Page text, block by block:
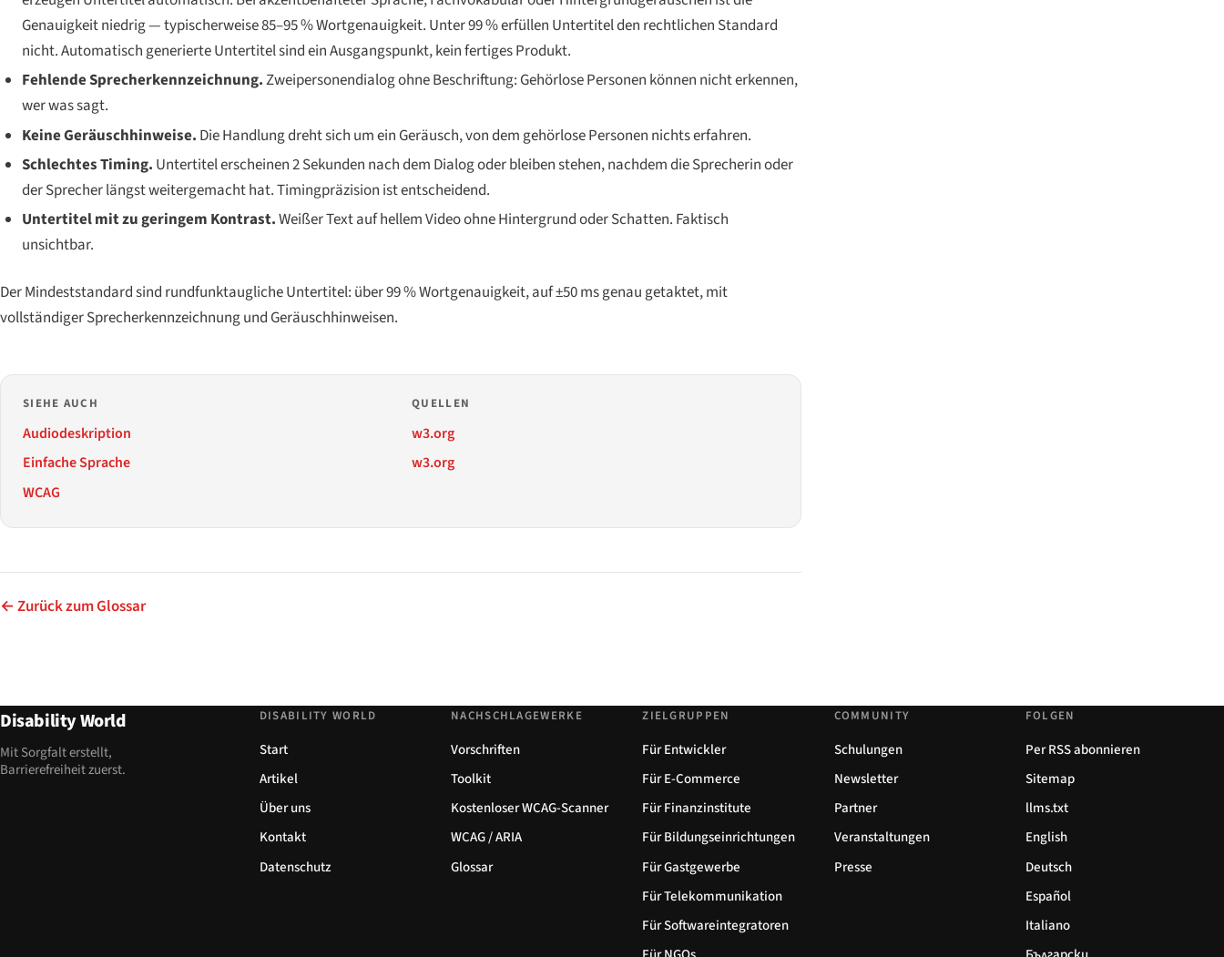
Genauigkeit niedrig — typischerweise 85–95 % Wortgenauigkeit. Unter 99 % erfüllen Untertitel den rechtlichen Standard
nicht. Automatisch generierte Untertitel sind einAusgangspunkt, kein fertiges Produkt.
Fehlende Sprecherkennzeichnung.Zweipersonendialog ohne Beschriftung: Gehörlose Personen können nicht erkennen,
wer was sagt.
Keine Geräuschhinweise. Die Handlung dreht sich um ein Geräusch, von dem gehörlose Personen nichts erfahren.
Schlechtes Timing. Untertitel erscheinen 2 Sekunden nach dem Dialog oder bleiben stehen, nachdem die Sprecherin oder
der Sprecher längst weitergemacht hat. Timingpräzision ist entscheidend.
Untertitel mit zu geringem Kontrast.Weißer Text auf hellem Video ohne Hintergrund oder Schatten. Faktisch
unsichtbar.
Der Mindeststandard sind rundfunktaugliche Untertitel: über 99 % Wortgenauigkeit, auf ±50 ms genau getaktet, mit
vollständiger Sprecherkennzeichnung und Geräuschhinweisen.
SIEHE AUCH
Audiodeskription
Einfache Sprache
WCAG
QUELLEN
w3.org
w3.org
← Zurück zum Glossar
Disability World
Mit Sorgfalt erstellt,
Barrierefreiheit zuerst.
DISABILITY WORLD
Start
Artikel
Über uns
Kontakt
Datenschutz
NACHSCHLAGEWERKE
Vorschriften
Toolkit
Kostenloser WCAG-Scanner
WCAG / ARIA
Glossar
ZIELGRUPPEN
Für Entwickler
Für E-Commerce
Für Finanzinstitute
Für Bildungseinrichtungen
Für Gastgewerbe
Für Telekommunikation
Für Softwareintegratoren
COMMUNITY
Schulungen
Newsletter
Partner
Veranstaltungen
Presse
FOLGEN
Per RSS abonnieren
Sitemap
llms.txt
English
Deutsch
Español
Italiano